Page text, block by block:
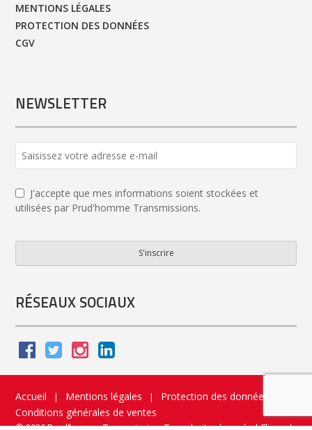
MENTIONS LÉGALES
PROTECTION DES DONNÉES
CGV
NEWSLETTER
J'accepte que mes informations soient stockées et
utilisées par Prud'homme Transmissions.
S'inscrire
RÉSEAUX SOCIAUX
Accueil | Mentions légales | Protection des données
Conditions générales de ventes
© 2026 Prud’homme Transmission. Tous droits réservés|Flippad